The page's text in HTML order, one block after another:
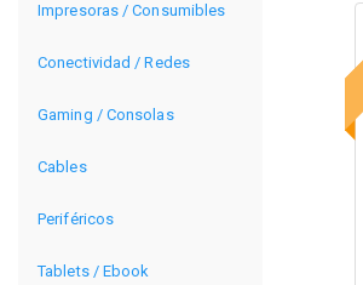
Impresoras / Consumibles
Conectividad / Redes
Gaming / Consolas
Cables
Periféricos
Tablets / Ebook